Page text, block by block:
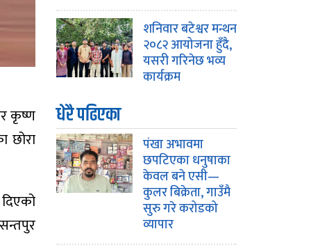
कृष्ण
छोरा
शनिवार बटेश्वर मन्थन
२०८२ आयोजना हुँदै,
यसरी गरिनेछ भव्य
कार्यक्रम
धेरै पढिएका
पंखा अभावमा
छपटिएका धनुषाका
केवल बने एसी—
कुलर बिक्रेता, गाउँमै
सुरु गरे करोडको
व्यापार